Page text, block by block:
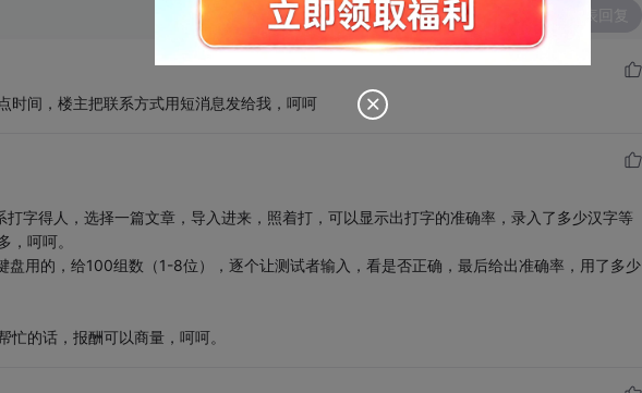
时间，楼主把联系方式用短消息发给我，呵呵
打字得人，选择一篇文章，导入进来，照着打，可以显示出打字的准确率，录入了多少汉字等
，呵呵。
盘用的，给100组数（1-8位），逐个让测试者输入，看是否正确，最后给出准确率，用了多少
的话，报酬可以商量，呵呵。